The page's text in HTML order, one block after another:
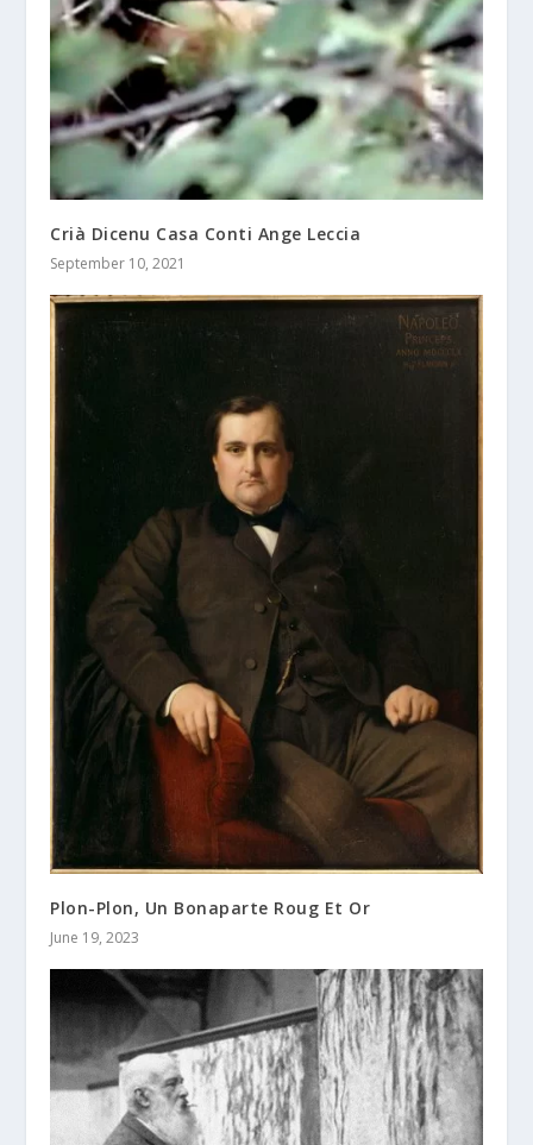
Crià Dicenu Casa Conti Ange Leccia
September 10, 2021
Plon-Plon, Un Bonaparte Roug Et Or
June 19, 2023